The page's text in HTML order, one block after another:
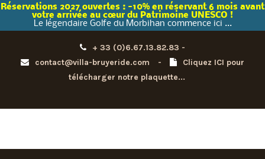
Réservations 2027 ouvertes : -10% en réservant 6 mois avant
votre arrivée au cœur du Patrimoine UNESCO !
Le légendaire Golfe du Morbihan commence ici ...
+ 33 (0)6.67.13.82.83 -
contact@villa-bruyeride.com
-
Cliquez ICI pour
télécharger notre plaquette...